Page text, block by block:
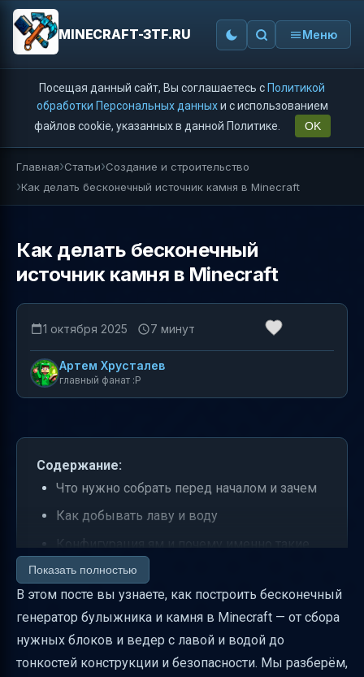
MINECRAFT-3TF.RU Меню
Посещая данный сайт, Вы соглашаетесь с Политикой
обработки Персональных данныхи с использованием
файлов cookie, указанных в данной Политике.
OK
Главная Статьи Создание и строительство
Как делать бесконечный источник камня в Minecraft
Как делать бесконечный
источник камня в Minecraft
1 октября 2025 7 минут
Артем Хрусталев
главный фанат :P
Содержание:
Что нужно собрать перед началом и зачем
Как добывать лаву и воду
Конфигурация ям и почему именно такие
размеры
Размещение третьей ямы через один блок
от ямы с водой
Как разбивать блок между ямами и понять,
что началось производство булыжника
Показать полностью
В этом посте вы узнаете, как построить бесконечный
генератор булыжника и камня в Minecraft — от сбора
нужных блоков и ведер с лавой и водой до
тонкостей конструкции и безопасности. Мы разберём,